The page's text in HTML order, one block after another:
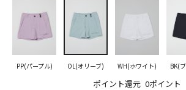
ポイント還元 0ポイント
PP(パープル) OL(オリーブ) WH(ホワイト) BK(